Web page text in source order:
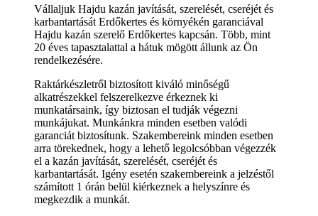
Vállaljuk Hajdu kazán javítását, szerelését, cseréjét és
karbantartását Erdőkertes és környékén garanciával
Hajdu kazán szerelő Erdőkertes kapcsán. Több, mint
20 éves tapasztalattal a hátuk mögött állunk az Ön
rendelkezésére.
Raktárkészletről biztosított kiváló minőségű
alkatrészekkel felszerelkezve érkeznek ki
munkatársaink, így biztosan el tudják végezni
munkájukat. Munkánkra minden esetben valódi
garanciát biztosítunk. Szakembereink minden esetben
arra törekednek, hogy a lehető legolcsóbban végezzék
el a kazán javítását, szerelését, cseréjét és
karbantartását. Igény esetén szakembereink a jelzéstől
számított 1 órán belül kiérkeznek a helyszínre és
megkezdik a munkát.